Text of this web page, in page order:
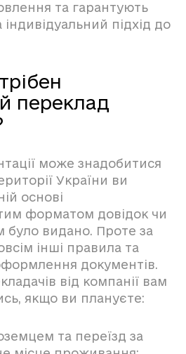
та гарантують
індивідуальний підхід до
переклад
може знадобитися
України ви
основі
форматом довідок чи
було видано. Проте за
інші правила та
документів.
від компанії вам
якщо ви плануєте:
та переїзд за